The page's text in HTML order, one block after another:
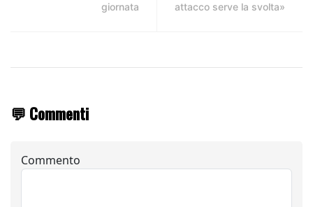
giornata
attacco serve la svolta»
💬 Commenti